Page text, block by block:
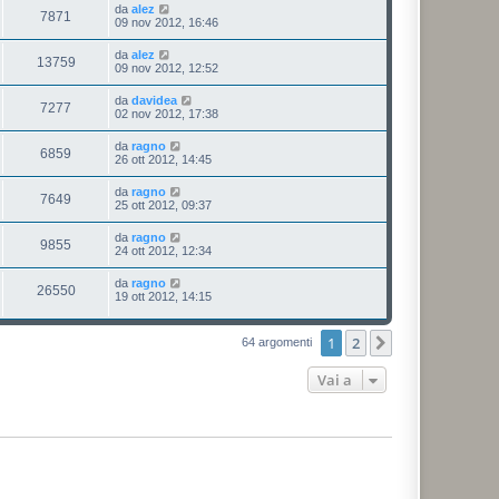
7871 da alez
09 nov 2012, 16:46
13759 da alez
09 nov 2012, 12:52
7277 da davidea
02 nov 2012, 17:38
6859 da ragno
26 ott 2012, 14:45
7649 da ragno
25 ott 2012, 09:37
9855 da ragno
24 ott 2012, 12:34
26550 da ragno
19 ott 2012, 14:15
64 argomenti 1 2
Vai a